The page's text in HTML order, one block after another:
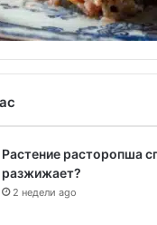
Растение расторопша
разжижает?
2 недели ago